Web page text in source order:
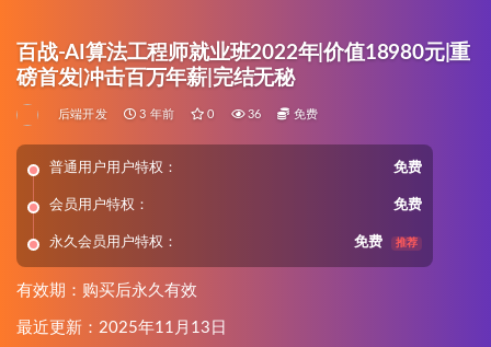
百战-AI算法工程师就业班2022年|价值18980元|重
磅首发|冲击百万年薪|完结无秘
后端开发 3 年前 0 36 免费
普通用户用户特权： 免费
会员用户特权： 免费
永久会员用户特权： 免费 推荐
有效期：购买后永久有效
最近更新：2025年11月13日